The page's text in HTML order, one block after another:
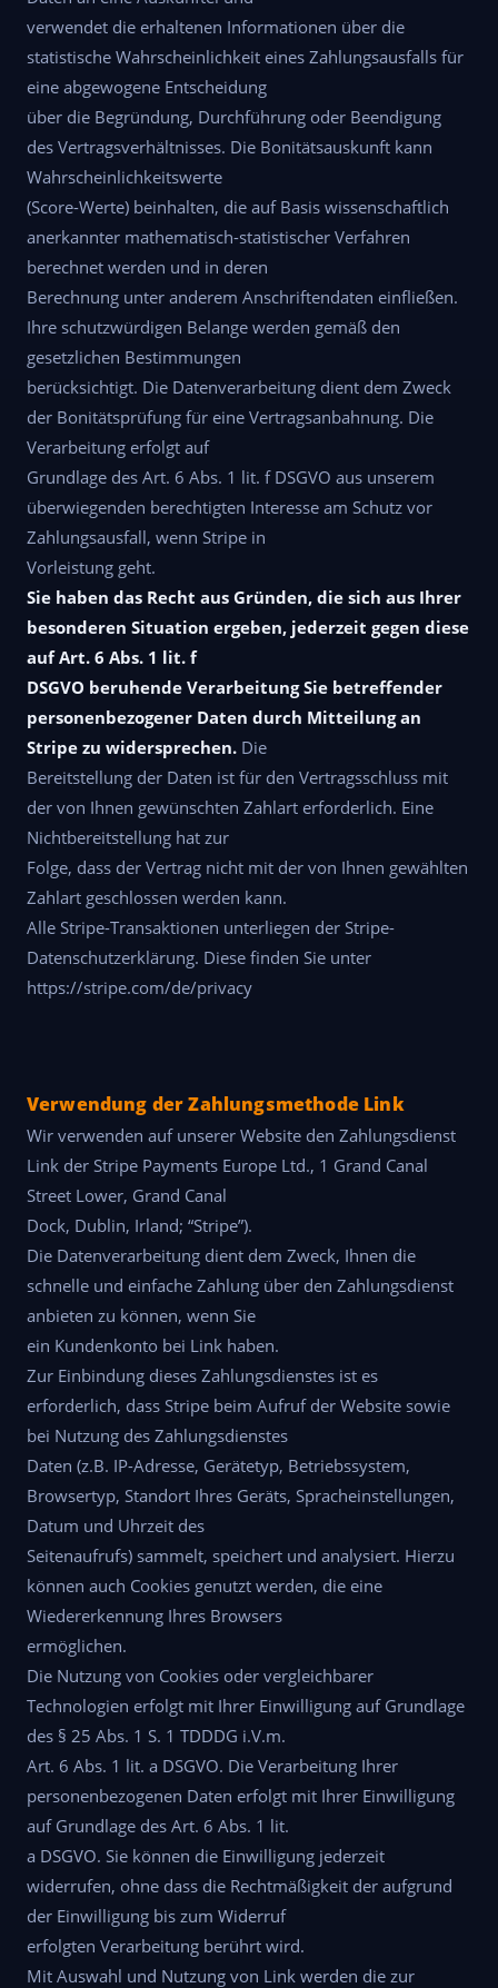
verwendet die erhaltenen Informationen über die
statistische Wahrscheinlichkeit eines Zahlungsausfalls für
eine abgewogene Entscheidung
über die Begründung, Durchführung oder Beendigung
des Vertragsverhältnisses. Die Bonitätsauskunft kann
Wahrscheinlichkeitswerte
(Score-Werte) beinhalten, die auf Basis wissenschaftlich
anerkannter mathematisch-statistischer Verfahren
berechnet werden und in deren
Berechnung unter anderem Anschriftendaten einfließen.
Ihre schutzwürdigen Belange werden gemäß den
gesetzlichen Bestimmungen
berücksichtigt. Die Datenverarbeitung dient dem Zweck
der Bonitätsprüfung für eine Vertragsanbahnung. Die
Verarbeitung erfolgt auf
Grundlage des Art. 6 Abs. 1 lit. f DSGVO aus unserem
überwiegenden berechtigten Interesse am Schutz vor
Zahlungsausfall, wenn Stripe in
Vorleistung geht.
Sie haben das Recht aus Gründen, die sich aus Ihrer
besonderen Situation ergeben, jederzeit gegen diese
auf Art. 6 Abs. 1 lit. f
DSGVO beruhende Verarbeitung Sie betreffender
personenbezogener Daten durch Mitteilung an
Stripe zu widersprechen. Die
Bereitstellung der Daten ist für den Vertragsschluss mit
der von Ihnen gewünschten Zahlart erforderlich. Eine
Nichtbereitstellung hat zur
Folge, dass der Vertrag nicht mit der von Ihnen gewählten
Zahlart geschlossen werden kann.
Alle Stripe-Transaktionen unterliegen der Stripe-
Datenschutzerklärung. Diese finden Sie unter
https://stripe.com/de/privacy
Verwendung der Zahlungsmethode Link
Wir verwenden auf unserer Website den Zahlungsdienst
Link der Stripe Payments Europe Ltd., 1 Grand Canal
Street Lower, Grand Canal
Dock, Dublin, Irland; “Stripe”).
Die Datenverarbeitung dient dem Zweck, Ihnen die
schnelle und einfache Zahlung über den Zahlungsdienst
anbieten zu können, wenn Sie
ein Kundenkonto bei Link haben.
Zur Einbindung dieses Zahlungsdienstes ist es
erforderlich, dass Stripe beim Aufruf der Website sowie
bei Nutzung des Zahlungsdienstes
Daten (z.B. IP-Adresse, Gerätetyp, Betriebssystem,
Browsertyp, Standort Ihres Geräts, Spracheinstellungen,
Datum und Uhrzeit des
Seitenaufrufs) sammelt, speichert und analysiert. Hierzu
können auch Cookies genutzt werden, die eine
Wiedererkennung Ihres Browsers
ermöglichen.
Die Nutzung von Cookies oder vergleichbarer
Technologien erfolgt mit Ihrer Einwilligung auf Grundlage
des § 25 Abs. 1 S. 1 TDDDG i.V.m.
Art. 6 Abs. 1 lit. a DSGVO. Die Verarbeitung Ihrer
personenbezogenen Daten erfolgt mit Ihrer Einwilligung
auf Grundlage des Art. 6 Abs. 1 lit.
a DSGVO. Sie können die Einwilligung jederzeit
widerrufen, ohne dass die Rechtmäßigkeit der aufgrund
der Einwilligung bis zum Widerruf
erfolgten Verarbeitung berührt wird.
Mit Auswahl und Nutzung von Link werden die zur